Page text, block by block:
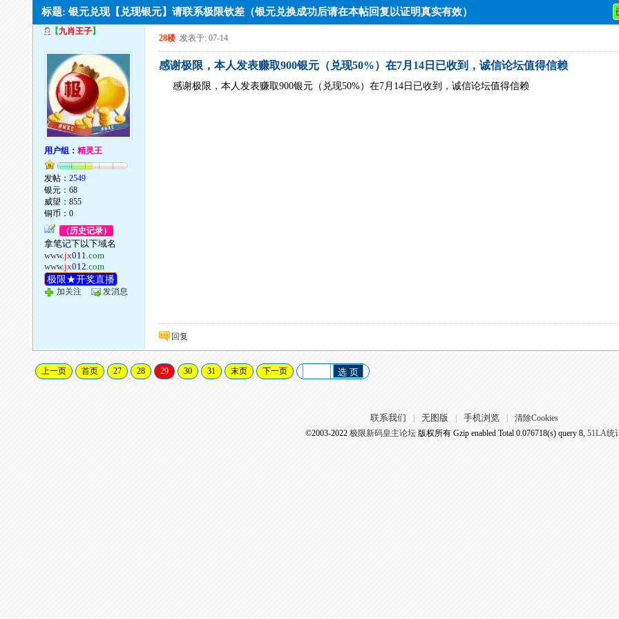
标题: 银元兑现【兑现银元】请联系极限钦差（银元兑换成功后请在本帖回复以证明真实有效）
【九肖王子】
用户组：精灵王
发帖：2549
银元：68
威望：855
铜币：0
（历史记录）
拿笔记下以下域名
www.jx011.com
www.jx012.com
极限★开奖直播
加关注 发消息
28楼 发表于: 07-14
感谢极限，本人发表赚取900银元（兑现50%）在7月14日已收到，诚信论坛值得信赖
感谢极限，本人发表赚取900银元（兑现50%）在7月14日已收到，诚信论坛值得信赖
回复
上一页 首页 27 28 29 30 31 末页 下一页 选 页
联系我们 无图版 手机浏览
清除Cookies
©2003-2022 极限新码皇主论坛版权所有 Gzip enabled Total 0.076718(s) query 8, 51LA统